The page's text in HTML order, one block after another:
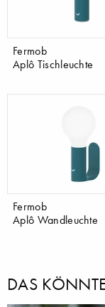
Fermob
Aplô Tischleuchte
Fermob
Aplô Wandleuchte
DAS